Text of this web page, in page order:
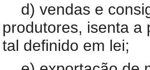
d) vendas e
produtores, isenta a
tal definido em lei;